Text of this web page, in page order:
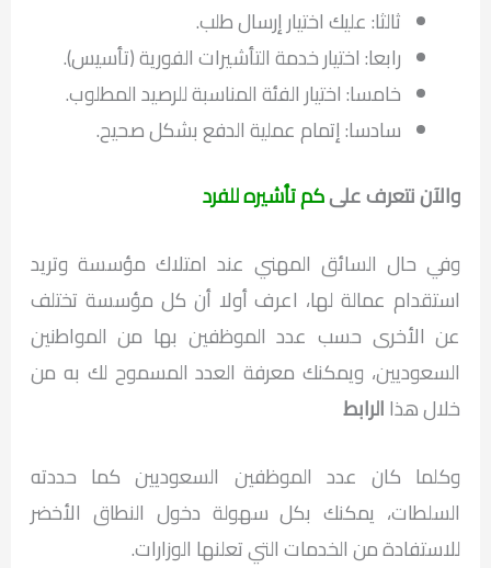
ثالثا: عليك اختيار إرسال طلب.
رابعا: اختيار خدمة التأشيرات الفورية (تأسيس).
خامسا: اختيار الفئة المناسبة للرصيد المطلوب.
سادسا: إتمام عملية الدفع بشكل صحيح.
والآن نتعرف علىكم تأشيره للفرد
وفي حال السائق المهني عند امتلاك مؤسسة وتريد
استقدام عمالة لها، اعرف أولا أن كل مؤسسة تختلف
عن الأخرى حسب عدد الموظفين بها من المواطنين
السعوديين، ويمكنك معرفة العدد المسموح لك به من
خلال هذاالرابط
وكلما كان عدد الموظفين السعوديين كما حددته
السلطات، يمكنك بكل سهولة دخول النطاق الأخضر
للاستفادة من الخدمات التي تعلنها الوزارات.